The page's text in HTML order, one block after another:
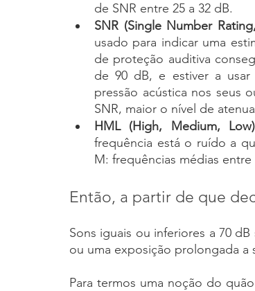
de SNR entre 25 a 32 dB.
SNR (Single Number
usado para indicar uma
de proteção auditiva
de 90 dB, e estiver a
pressão acústica nos seus
SNR, maior o nível de
HML (High, Medium,
frequência está o ruído a
M: frequências médias entre
Então, a partir de que
Sons iguais ou inferiores a 70
ou uma exposição prolongada a
Para termos uma noção do